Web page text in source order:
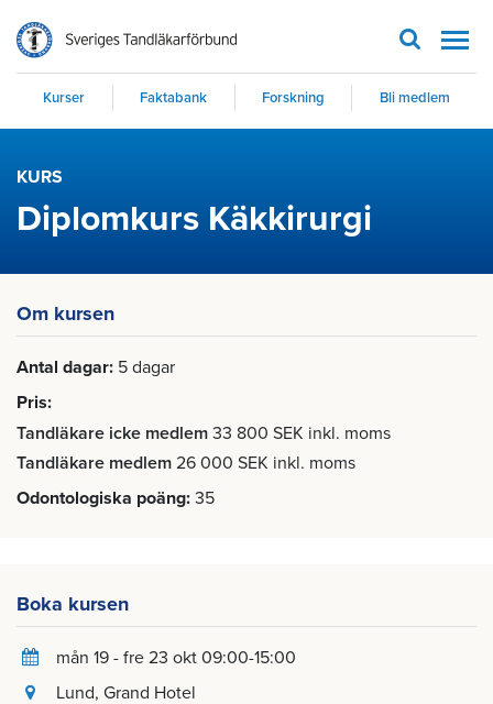
Kurser Faktabank Forskning Bli medlem
KURS
Diplomkurs Käkkirurgi
Om kursen
Antal dagar 5 dagar
Pris
Tandläkare icke medlem 33 800 SEK inkl. moms
Tandläkare medlem 26 000 SEK inkl. moms
Odontologiska poäng 35
Boka kursen
mån 19 - fre 23 okt 09:00-15:00
Lund, Grand Hotel